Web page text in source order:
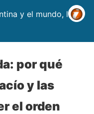
y el mundo, las
por qué
y las
el orden